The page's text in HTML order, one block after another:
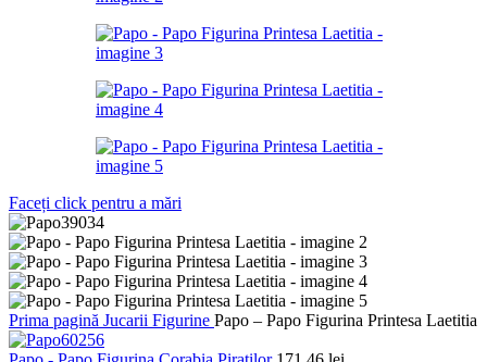
Faceți click pentru a mări
Prima pagină Jucarii Figurine Papo – Papo Figurina Printesa Laetitia